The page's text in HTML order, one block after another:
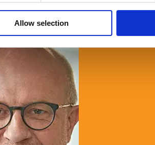
Allow selection